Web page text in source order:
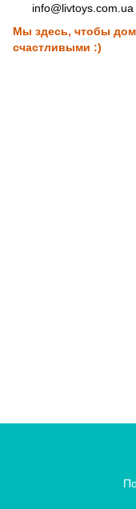
info@livtoys.com.ua
Мы здесь, чтобы
счастливыми :)